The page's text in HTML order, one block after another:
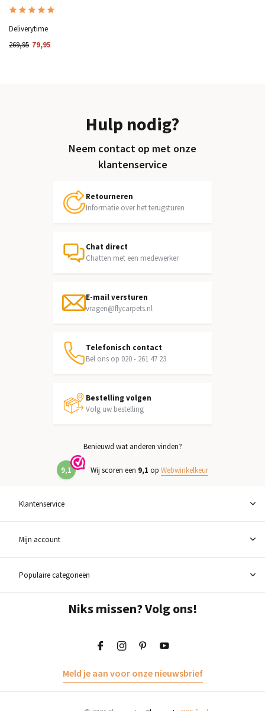
Deliverytime
269,95 79,95
Hulp nodig?
Neem contact op met onze
klantenservice
Retourneren
Informatie over het terugsturen
Chat direct
Chatten met een medewerker
E-mail versturen
vragen@flycarpets.nl
Telefonisch contact
Bel ons op 020 - 261 47 23
Bestelling volgen
Volg uw bestelling
Benieuwd wat anderen vinden?
9,1 Wij scoren een 9,1 op Webwinkelkeur
Klantenservice
Mijn account
Populaire categorieën
Niks missen? Volg ons!
Meld je aan voor onze nieuwsbrief